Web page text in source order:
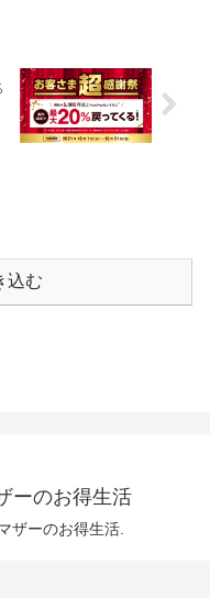
込む
ーのお得生活
ザーのお得生活.